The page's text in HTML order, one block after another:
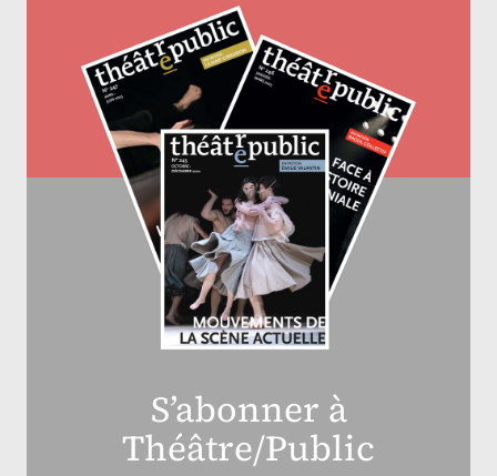
S’abonner à
Théâtre/Public